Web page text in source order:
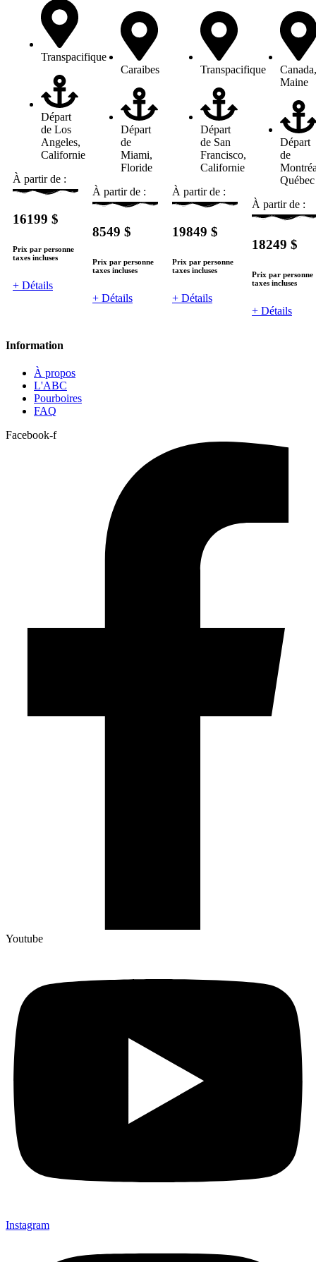
Transpacifique
Départ
de Los
Angeles,
Californie
À partir de :
16199 $
Prix par personne
taxes incluses
+ Détails
Caraibes
Départ
de
Miami,
Floride
À partir de :
8549 $
Prix par personne
taxes incluses
+ Détails
Transpacifique
Départ
de San
Francisco,
Californie
À partir de :
19849 $
Prix par personne
taxes incluses
+ Détails
Canada,
Maine
Départ
de
Québec
À partir de :
18249 $
Prix par personne
taxes incluses
+ Détails
Information
À propos
L'ABC
Pourboires
FAQ
Facebook-f
Youtube
Instagram